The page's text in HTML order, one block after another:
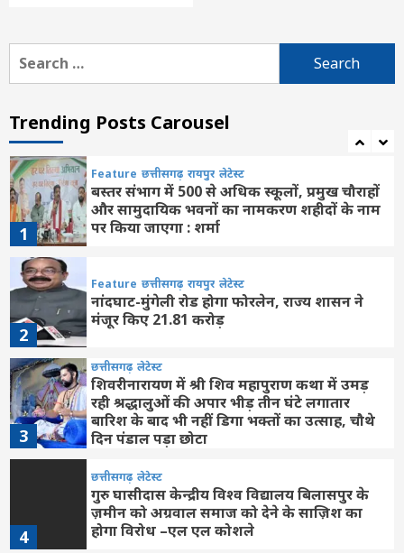
Search
for:
Trending Posts Carousel
7
जांजगीर-चांपा नया रायपुर
शो और प्रतिभाओं का सम्मान
1
Feature छत्तीसगढ़ रायपुर लेटेस्ट
बस्तर संभाग में 500 से अधिक स्कूलों, प्रमुख चौराहों
और सामुदायिक भवनों का नामकरण शहीदों के नाम
पर किया जाएगा : शर्मा
2
Feature छत्तीसगढ़ रायपुर लेटेस्ट
नांदघाट-मुंगेली रोड होगा फोरलेन, राज्य शासन ने
मंजूर किए 21.81 करोड़
3
छत्तीसगढ़ लेटेस्ट
शिवरीनारायण में श्री शिव महापुराण कथा में उमड़
रही श्रद्धालुओं की अपार भीड़ तीन घंटे लगातार
बारिश के बाद भी नहीं डिगा भक्तों का उत्साह, चौथे
दिन पंडाल पड़ा छोटा
4
छत्तीसगढ़ लेटेस्ट
गुरु घासीदास केन्द्रीय विश्व विद्यालय बिलासपुर के
ज़मीन को अग्रवाल समाज को देने के साज़िश का
होगा विरोध –एल एल कोशले